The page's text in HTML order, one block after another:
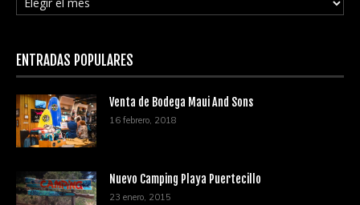
ENTRADAS POPULARES
Venta de Bodega Maui And Sons
16 febrero, 2018
Nuevo Camping Playa Puertecillo
23 enero, 2015